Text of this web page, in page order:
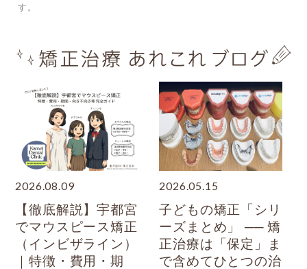
す。
2026.08.09
【徹底解説】宇都宮
でマウスピース矯正
（インビザライン）
｜特徴・費用・期
2026.05.15
子どもの矯正「シリ
ーズまとめ」 ── 矯
正治療は「保定」ま
で含めてひとつの治